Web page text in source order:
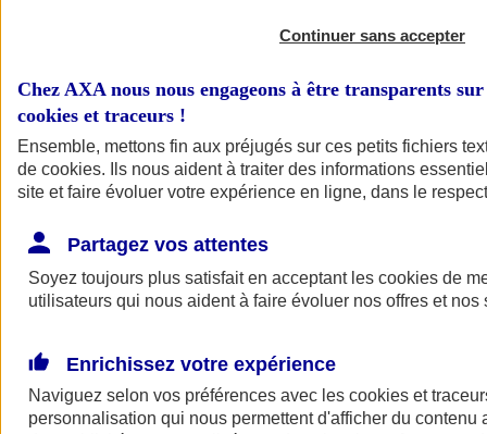
Continuer sans accepter
Chez AXA nous nous engageons à être transparents
cookies et traceurs !
Ensemble, mettons fin aux préjugés sur ces petits fichiers
de cookies. Ils nous aident à traiter des informations
site et faire évoluer votre expérience en ligne, dans le
Partagez vos attentes
Soyez toujours plus satisfait en acceptant les cookies de
utilisateurs qui nous aident à faire évoluer nos offres et nos
Enrichissez votre expérience
Naviguez selon vos préférences avec les cookies et
personnalisation qui nous permettent d'afficher du contenu